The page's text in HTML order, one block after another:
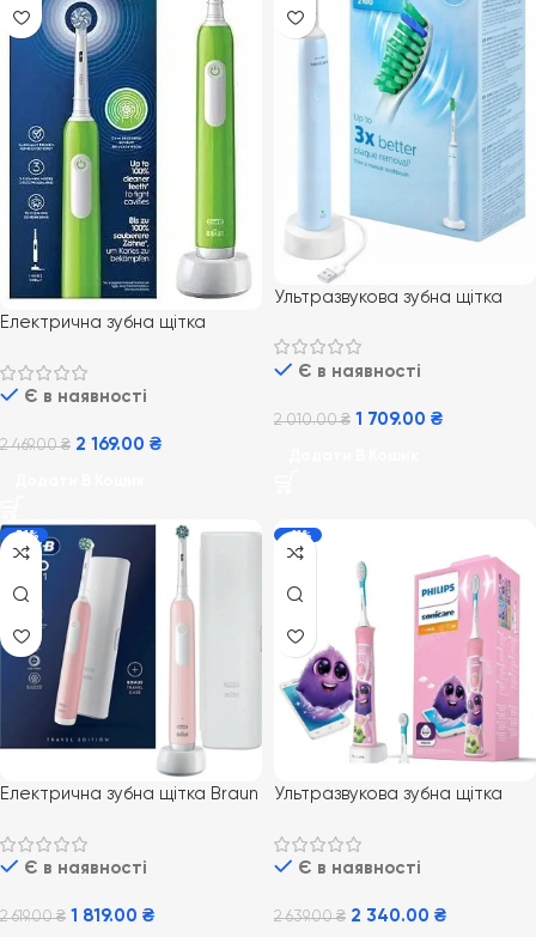
Електрична зубна щітка
Pro Junior 6+ Sensi
Ultrathin Green
Є в наявності
2 469.00₴ 2 169.00 ₴
Ультразвукова зубна щітка
Daily Clean HX3651/12
блакитна
Є в наявності
2 010.00₴ 1 709.00 ₴
-31%
Електрична зубна щітка Braun
дорожнім футляром
Є в наявності
2 619.00₴ 1 819.00 ₴
-11%
Ультразвукова зубна щітка
HX6352/42
Є в наявності
2 639.00₴ 2 340.00 ₴